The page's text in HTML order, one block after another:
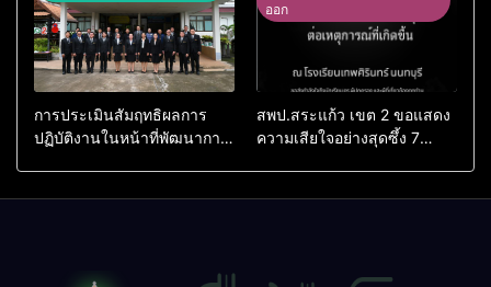
การประเมินสัมฤทธิผลการ
ปฏิบัติงานในหน้าที่พัฒนาการ
ออก
สพป.สระแก้ว เขต 2 ขอแสดง
ความเสียใจอย่างสุดซึ้ง 7